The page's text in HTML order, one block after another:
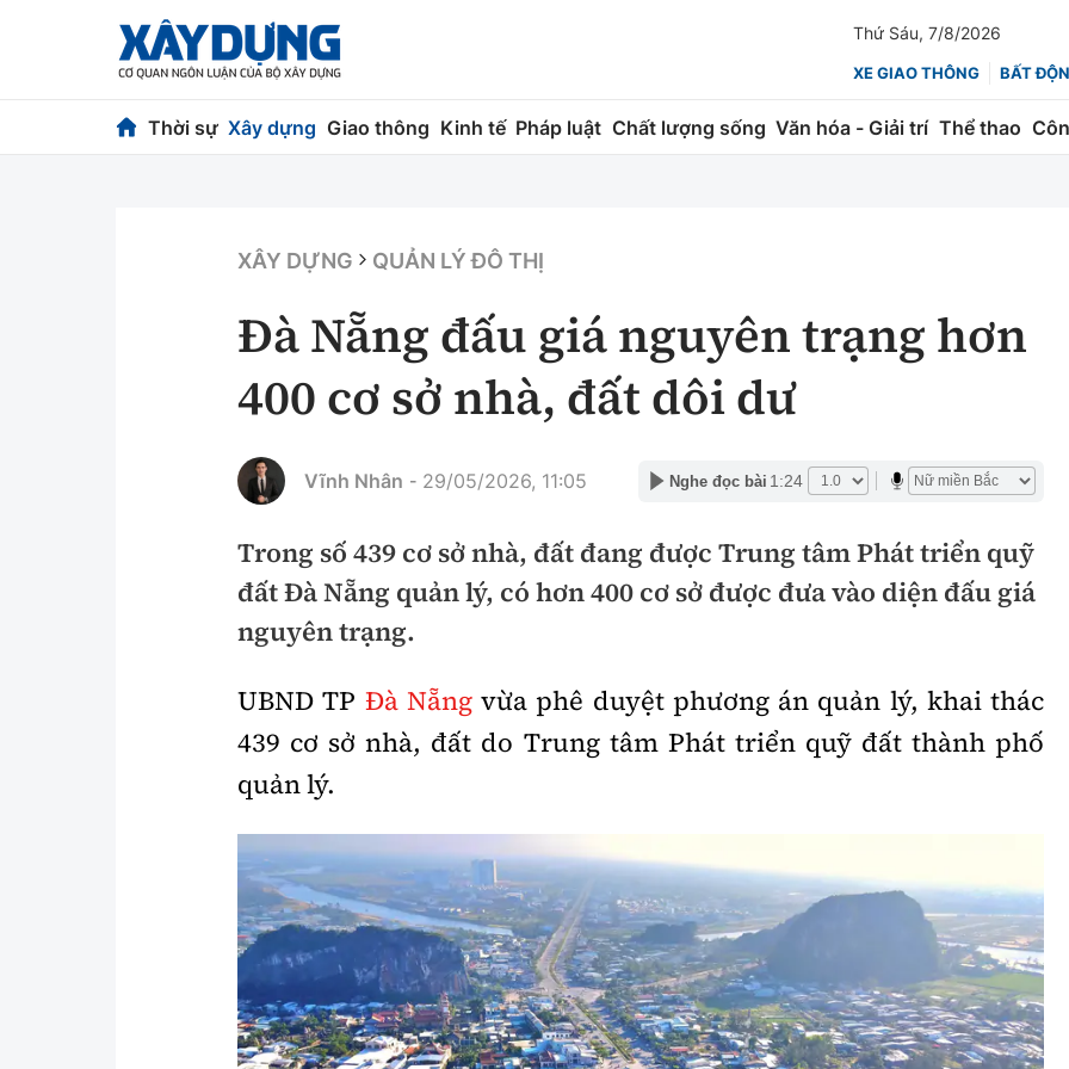
Thứ Sáu, 7/8/2026
XE GIAO THÔNG BẤT
Thời sự Xây dựng Giao thông Kinh tế Pháp luật Chất lượng sống Văn hóa - Giải trí Thể thao
Chuyện dọc đường
Chỉ đạo điều hành
Vật liệu xây dựng
Giám định chất lượng
Hàng không
Đường sắt
Đường sắt tốc độ cao
Đường thủy
Nhà thầu
Chứng khoán
Doanh nghiệp
An toàn giao thông
Giao thông 24h
Văn hóa giao thông
Gương sáng giao thông
xem thêm
Chất lượng sống Văn hóa - Giải Trí
Văn hóa
Thể thao
Bóng đá
Công nghệ
Công nghệ mới
XÂY DỰNG QUẢN LÝ ĐÔ THỊ
Đà Nẵng đấu giá nguyên trạng hơn
400 cơ sở nhà, đất dôi dư
Vĩnh Nhân - 29/05/2026, 11:05 Nghe đọc bài 1:24
Trong số 439 cơ sở nhà, đất đang được Trung tâm Phát triển quỹ
đất Đà Nẵng quản lý, có hơn 400 cơ sở được đưa vào diện đấu giá
nguyên trạng.
UBND TP Đà Nẵngvừa phê duyệt phương án quản lý, khai thác
439 cơ sở nhà, đất do Trung tâm Phát triển quỹ đất thành phố
quản lý.